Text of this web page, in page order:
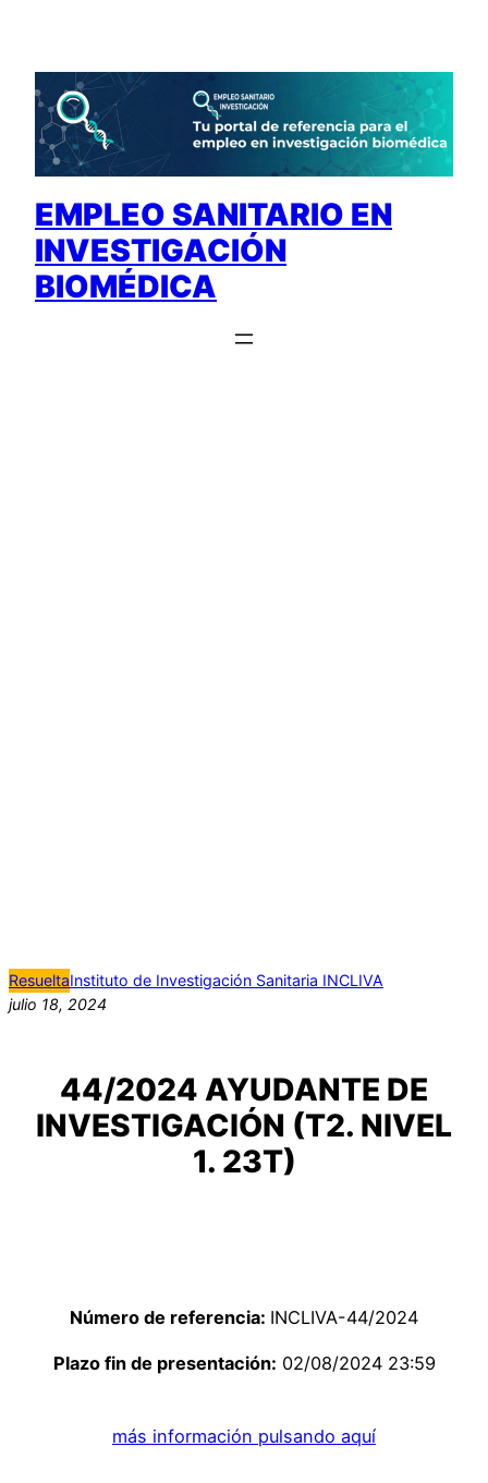
contenido
EMPLEO SANITARIO EN
INVESTIGACIÓN
BIOMÉDICA
ResueltaInstituto de Investigación Sanitaria INCLIVA
julio 18, 2024
44/2024 AYUDANTE DE
INVESTIGACIÓN (T2. NIVEL
1. 23T)
Número de referencia: INCLIVA-44/2024
Plazo fin de presentación: 02/08/2024 23:59
más información pulsando aquí